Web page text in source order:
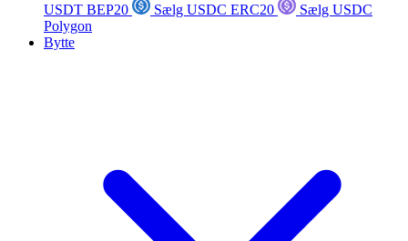
USDT BEP20
Sælg USDC ERC20
Sælg USDC
Polygon
Bytte